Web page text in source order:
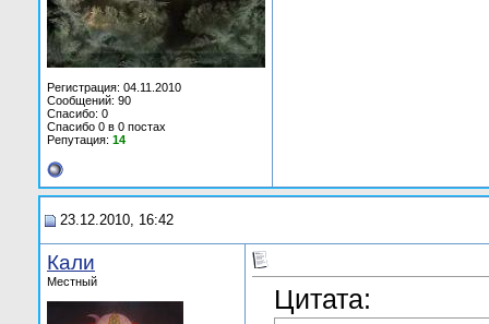
Регистрация: 04.11.2010
Сообщений: 90
Спасибо: 0
Спасибо 0 в 0 постах
Репутация: 14
23.12.2010, 16:42
Кали
Местный
Цитата: